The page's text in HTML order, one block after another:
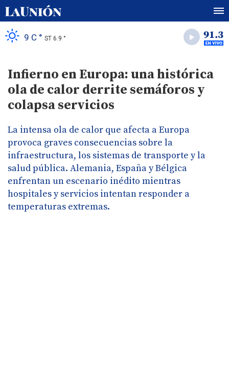
9 C ° ST 6.9 °
Infierno en Europa: una histórica
ola de calor derrite semáforos y
colapsa servicios
La intensa ola de calor que afecta a Europa
provoca graves consecuencias sobre la
infraestructura, los sistemas de transporte y la
salud pública. Alemania, España y Bélgica
enfrentan un escenario inédito mientras
hospitales y servicios intentan responder a
temperaturas extremas.